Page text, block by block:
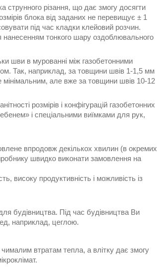
струнного різання, що дає змогу досягти
блока від заданих не перевищує ± 1
під час кладки клейовий розчин.
тонкого шару оздоблювального
шви в мурованні між газобетонними
Так, наприклад, за товщини швів 1-1,5 мм
мінімальним, але вже за товщини швів 10-12
розмірів і конфігурацій газобетонних
і спеціальними виїмками для рук,
впродовж декількох хвилин (в окремих
швидко виконати замовлення на
високу продуктивність і можливість із
будівництва. Під час будівництва Ви
наприклад, цеглою.
чималим втратам тепла, а влітку дає змогу